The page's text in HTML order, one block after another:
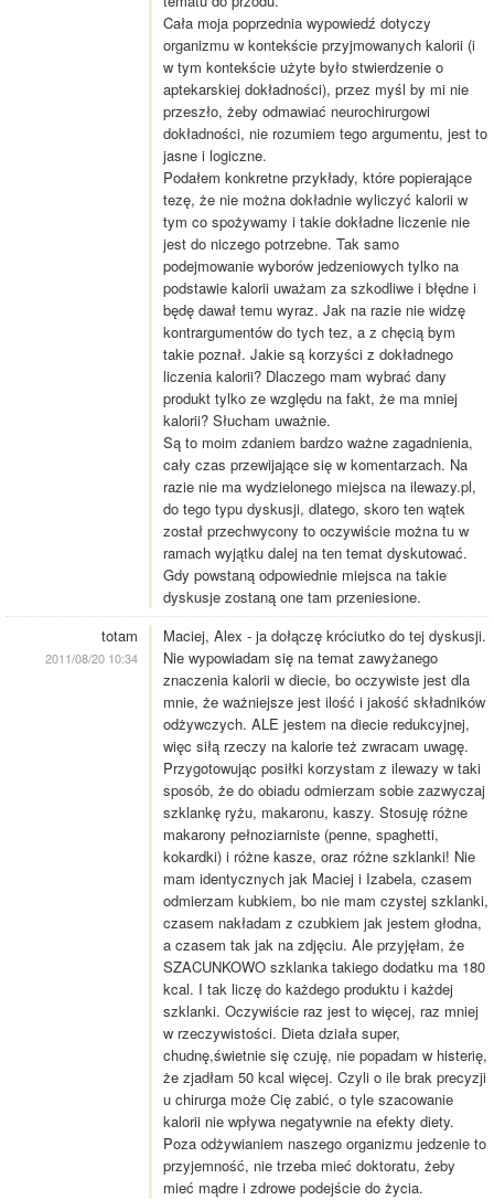
Cała moja poprzednia wypowiedź dotyczy
organizmu w kontekście przyjmowanych kalorii (i
w tym kontekście użyte było stwierdzenie o
aptekarskiej dokładności), przez myśl by mi nie
przeszło, żeby odmawiać neurochirurgowi
dokładności, nie rozumiem tego argumentu, jest to
jasne i logiczne.
Podałem konkretne przykłady, które popierające
tezę, że nie można dokładnie wyliczyć kalorii w
tym co spożywamy i takie dokładne liczenie nie
jest do niczego potrzebne. Tak samo
podejmowanie wyborów jedzeniowych tylko na
podstawie kalorii uważam za szkodliwe i błędne i
będę dawał temu wyraz. Jak na razie nie widzę
kontrargumentów do tych tez, a z chęcią bym
takie poznał. Jakie są korzyści z dokładnego
liczenia kalorii? Dlaczego mam wybrać dany
produkt tylko ze względu na fakt, że ma mniej
kalorii? Słucham uważnie.
Są to moim zdaniem bardzo ważne zagadnienia,
cały czas przewijające się w komentarzach. Na
razie nie ma wydzielonego miejsca na ilewazy.pl,
do tego typu dyskusji, dlatego, skoro ten wątek
został przechwycony to oczywiście można tu w
ramach wyjątku dalej na ten temat dyskutować.
Gdy powstaną odpowiednie miejsca na takie
dyskusje zostaną one tam przeniesione.
totam
2011/08/20 10:34
Maciej, Alex - ja dołączę króciutko do tej dyskusji.
Nie wypowiadam się na temat zawyżanego
znaczenia kalorii w diecie, bo oczywiste jest dla
mnie, że ważniejsze jest ilość i jakość składników
odżywczych. ALE jestem na diecie redukcyjnej,
więc siłą rzeczy na kalorie też zwracam uwagę.
Przygotowując posiłki korzystam z ilewazy w taki
sposób, że do obiadu odmierzam sobie zazwyczaj
szklankę ryżu, makaronu, kaszy. Stosuję różne
makarony pełnoziarniste (penne, spaghetti,
kokardki) i różne kasze, oraz różne szklanki! Nie
mam identycznych jak Maciej i Izabela, czasem
odmierzam kubkiem, bo nie mam czystej szklanki,
czasem nakładam z czubkiem jak jestem głodna,
a czasem tak jak na zdjęciu. Ale przyjęłam, że
SZACUNKOWO szklanka takiego dodatku ma 180
kcal. I tak liczę do każdego produktu i każdej
szklanki. Oczywiście raz jest to więcej, raz mniej
w rzeczywistości. Dieta działa super,
chudnę,świetnie się czuję, nie popadam w histerię,
że zjadłam 50 kcal więcej. Czyli o ile brak precyzji
u chirurga może Cię zabić, o tyle szacowanie
kalorii nie wpływa negatywnie na efekty diety.
Poza odżywianiem naszego organizmu jedzenie to
przyjemność, nie trzeba mieć doktoratu, żeby
mieć mądre i zdrowe podejście do życia.